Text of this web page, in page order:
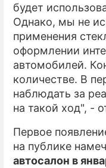
будет
Однако, мы не
применения
оформлении
автомобилей.
количестве. В
наблюдать за
на такой ход", -
Первое
на публике
автосалон в